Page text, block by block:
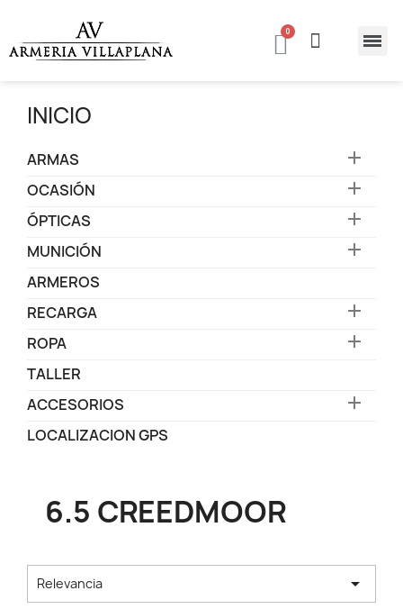
INICIO
ARMAS 
OCASIÓN 
ÓPTICAS 
MUNICIÓN 
ARMEROS
RECARGA

ROPA 
TALLER
ACCESORIOS

LOCALIZACION GPS
6.5 CREEDMOOR
Relevancia 